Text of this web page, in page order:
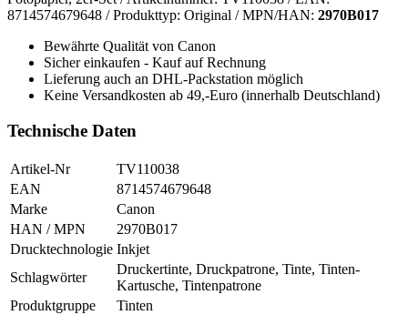
8714574679648 / Produkttyp: Original / MPN/HAN: 2970B017
Bewährte Qualität von Canon
Sicher einkaufen - Kauf auf Rechnung
Lieferung auch an DHL-Packstation möglich
Keine Versandkosten ab 49,-Euro (innerhalb Deutschland)
Technische Daten
Artikel-Nr
TV110038
EAN
8714574679648
Marke
Canon
HAN / MPN
2970B017
Drucktechnologie Inkjet
Schlagwörter
Druckertinte, Druckpatrone, Tinte, Tinten-
Kartusche, Tintenpatrone
Produktgruppe
Tinten